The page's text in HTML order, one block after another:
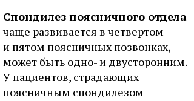
Спондилез поясничного отдела
чаще развивается в четвертом
и пятом поясничных позвонках,
может быть одно- и двусторонним.
У пациентов, страдающих
поясничным спондилезом